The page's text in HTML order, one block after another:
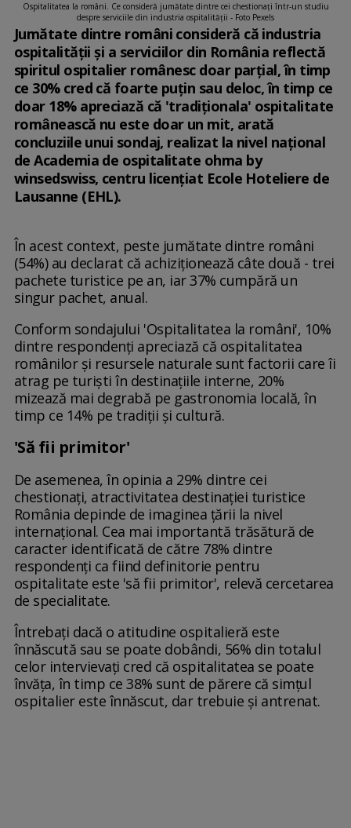
Ospitalitatea la români. Ce consideră jumătate dintre cei chestionați într-un studiu
despre serviciile din industria ospitalității - Foto Pexels
Jumătate dintre români consideră că industria
ospitalităţii şi a serviciilor din România reflectă
spiritul ospitalier românesc doar parţial, în timp
ce 30% cred că foarte puţin sau deloc, în timp ce
doar 18% apreciază că 'tradiţionala' ospitalitate
românească nu este doar un mit, arată
concluziile unui sondaj, realizat la nivel naţional
de Academia de ospitalitate ohma by
winsedswiss, centru licenţiat Ecole Hoteliere de
Lausanne (EHL).
În acest context, peste jumătate dintre români
(54%) au declarat că achiziţionează câte două - trei
pachete turistice pe an, iar 37% cumpără un
singur pachet, anual.
Conform sondajului 'Ospitalitatea la români', 10%
dintre respondenţi apreciază că ospitalitatea
românilor şi resursele naturale sunt factorii care îi
atrag pe turişti în destinaţiile interne, 20%
mizează mai degrabă pe gastronomia locală, în
timp ce 14% pe tradiţii şi cultură.
'Să fii primitor'
De asemenea, în opinia a 29% dintre cei
chestionaţi, atractivitatea destinaţiei turistice
România depinde de imaginea ţării la nivel
internaţional. Cea mai importantă trăsătură de
caracter identificată de către 78% dintre
respondenţi ca fiind definitorie pentru
ospitalitate este 'să fii primitor', relevă cercetarea
de specialitate.
Întrebaţi dacă o atitudine ospitalieră este
înnăscută sau se poate dobândi, 56% din totalul
celor intervievaţi cred că ospitalitatea se poate
învăţa, în timp ce 38% sunt de părere că simţul
ospitalier este înnăscut, dar trebuie şi antrenat.